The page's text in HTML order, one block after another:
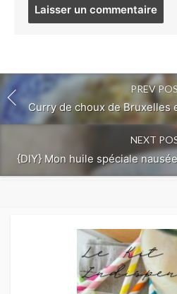
PREV
Curry de choux de Bruxelles
NEXT
{DIY} Mon huile spéciale